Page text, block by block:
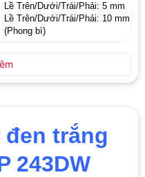
đen trắng
243DW
Lề Trên/Dưới/Trái/Phải: 5 mm
Lề Trên/Dưới/Trái/Phải: 10 mm
(Phong bì)